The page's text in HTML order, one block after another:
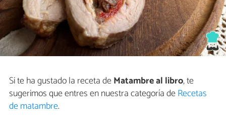
Si te ha gustado la receta deMatambre al libro, te
sugerimos que entres en nuestra categoría deRecetas
de matambre.